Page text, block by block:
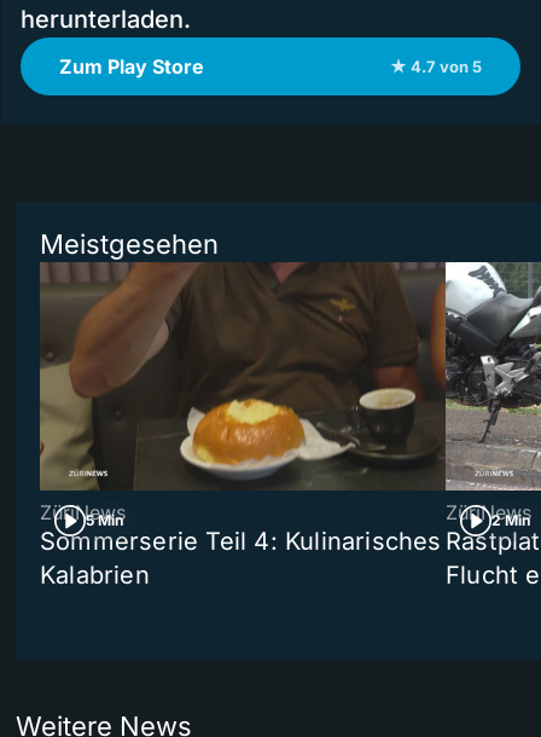
herunterladen.
Zum Play Store ★ 4.7 von 5
Meistgesehen
5 Min
ZüriNews
Sommerserie Teil 4: Kulinarisches
Kalabrien
2 Min
ZüriNews
Flucht
Weitere News